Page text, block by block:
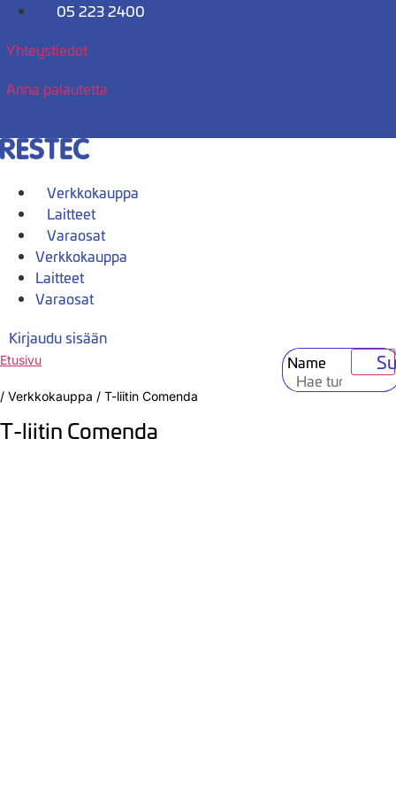
Mene
05 223 2400
Yhteystiedot
Anna palautetta
Verkkokauppa
Laitteet
Varaosat
Verkkokauppa
Laitteet
Varaosat
Kirjaudu sisään
Name
Etusivu
/ Verkkokauppa / T-liitin Comenda
T-liitin Comenda